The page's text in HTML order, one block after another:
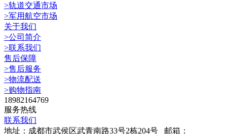
>轨道交通市场
>军用航空市场
关于我们
>公司简介
>联系我们
售后保障
>售后服务
>物流配送
>购物指南
18982164769
服务热线
联系我们
地址：成都市武侯区武青南路33号2栋204号
邮箱：